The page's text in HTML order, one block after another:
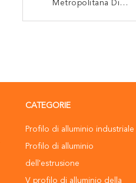
Metropolitana Di
CATEGORIE
Profilo di alluminio industriale
Profilo di alluminio
dell'estrusione
V profilo di alluminio della